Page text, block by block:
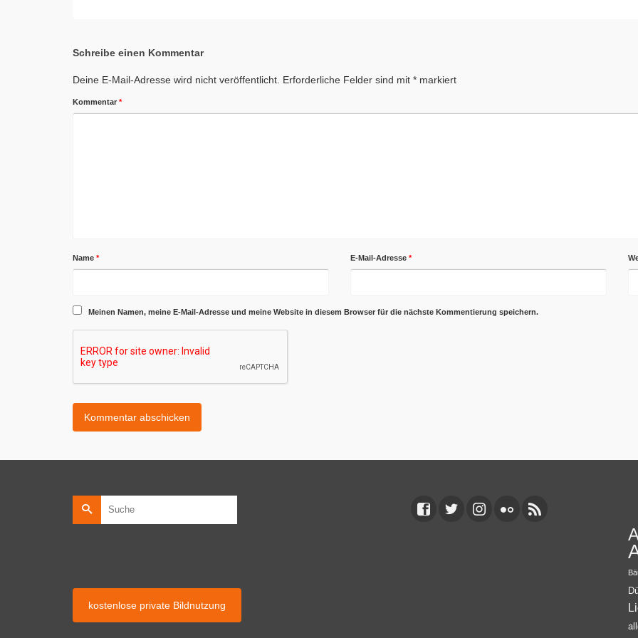
Schreibe einen Kommentar
Deine E-Mail-Adresse wird nicht veröffentlicht. Erforderliche Felder sind mit * markiert
Kommentar *
Name * E-Mail-Adresse *
Meinen Namen, meine E-Mail-Adresse und meine Website in diesem Browser für die nächste Kommentierung speichern.
Suche
nach:
kostenlose private Bildnutzung